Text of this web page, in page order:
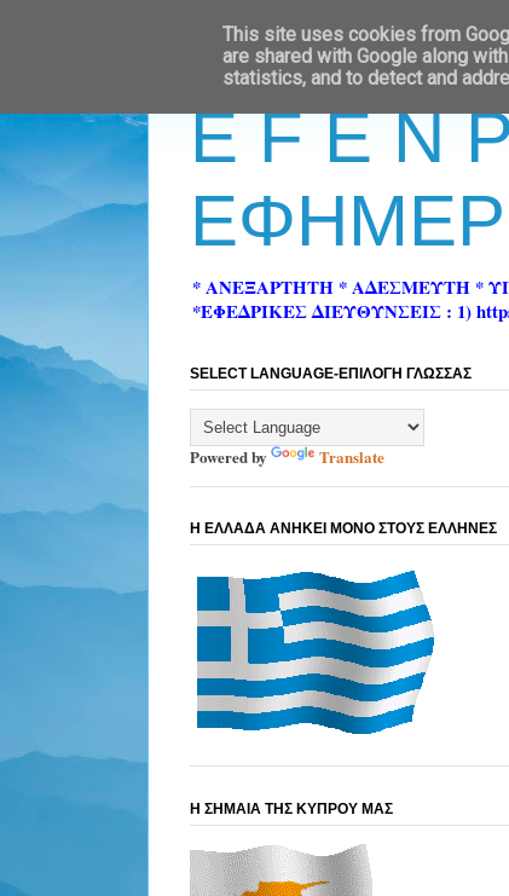
E F E N
* ΑΝΕΞΑΡΤΗΤΗ * ΑΔΕΣΜΕΥΤΗ *
*ΕΦΕΔΡΙΚΕΣ ΔΙΕΥΘΥΝΣΕΙΣ : 1) https://
SELECT LANGUAGE-ΕΠΙΛΟΓΗ ΓΛΩΣΣΑΣ
Powered by Translate
Η ΕΛΛΑΔΑ ΑΝΗΚΕΙ ΜΟΝΟ ΣΤΟΥΣ ΕΛΛΗΝΕΣ
Η ΣΗΜΑΙΑ ΤΗΣ ΚΥΠΡΟΥ ΜΑΣ
This site uses cookies from
are shared with Google along
statistics, and to detect and